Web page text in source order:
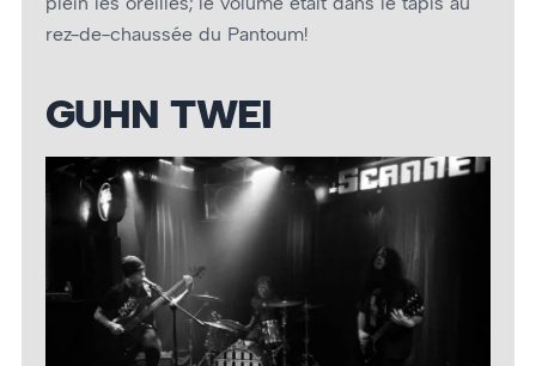
rez-de-chaussée du Pantoum!
GUHN TWEI